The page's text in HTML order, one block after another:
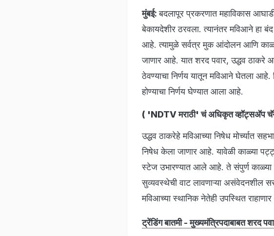
मुंबई: बदलापूर प्रकरणात महाविकास
बेकायदेशीर ठरवला. त्यानंतर मविआने हा
आहे. त्यामुळे सर्वत्र मुक आंदोलन आणि
जाणार आहे. यात शरद पवार, उद्धव ठाकरे
ठेवण्याचा निर्णय यातून मविआने घेतला आहे.
होण्याचा निर्णय घेण्यात आला आहे.
( 'NDTV मराठी' चं अधिकृत व्हॉट्सअ‍ॅप
उद्धव ठाकरेहे मविआच्या निषेध मोर्च्यात
निषेध केला जाणार आहे. यावेळी काळ्या
स्टेज उभारण्यात आले आहे. ते संपुर्ण काळ्या
सुव्यवस्थेची वाट लावणाऱ्या असंवेदनशील
मविआच्या स्थानिक नेतेही उपस्थित
ट्रेंडिंग बातमी - मुख्यमंत्रिपदाबाबत शरद